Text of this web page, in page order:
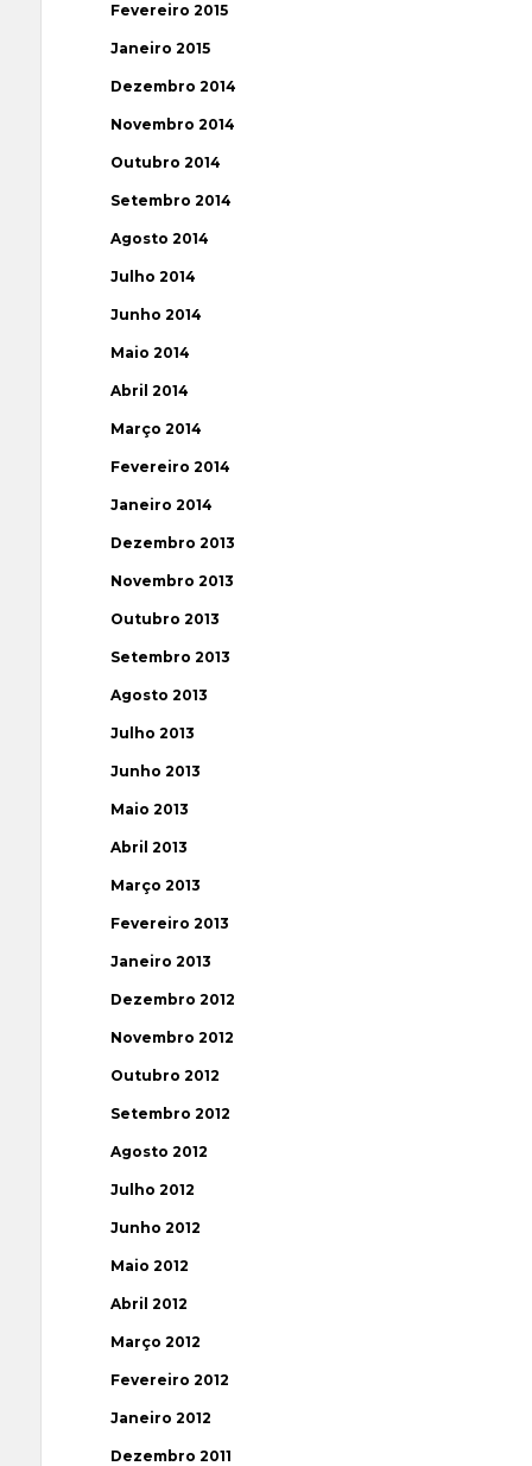
Fevereiro 2015
Janeiro 2015
Dezembro 2014
Novembro 2014
Outubro 2014
Setembro 2014
Agosto 2014
Julho 2014
Junho 2014
Maio 2014
Abril 2014
Março 2014
Fevereiro 2014
Janeiro 2014
Dezembro 2013
Novembro 2013
Outubro 2013
Setembro 2013
Agosto 2013
Julho 2013
Junho 2013
Maio 2013
Abril 2013
Março 2013
Fevereiro 2013
Janeiro 2013
Dezembro 2012
Novembro 2012
Outubro 2012
Setembro 2012
Agosto 2012
Julho 2012
Junho 2012
Maio 2012
Abril 2012
Março 2012
Fevereiro 2012
Janeiro 2012
Dezembro 2011